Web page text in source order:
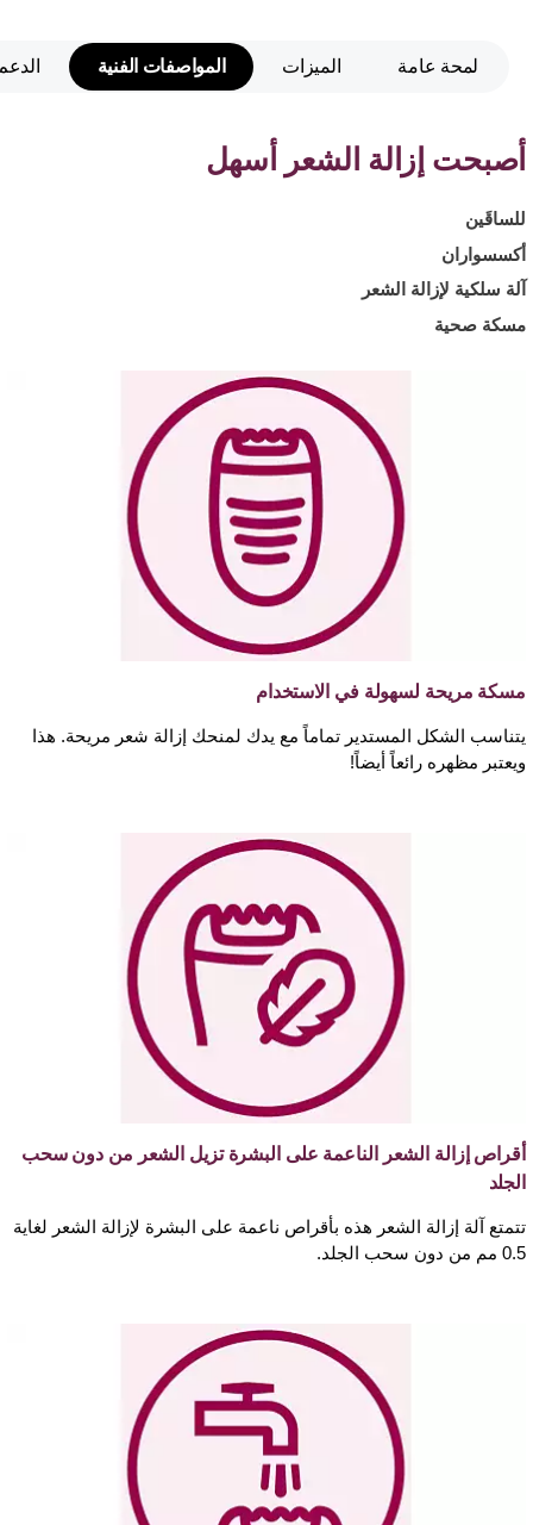
لمحة عامة الميزات المواصفات الفنية
أصبحت إزالة الشعر أسهل
للساقَين
أكسسواران
آلة سلكية لإزالة الشعر
مسكة صحية
مسكة مريحة لسهولة في الاستخدام
يتناسب الشكل المستدير تماماً مع يدك لمنحك إزالة شعر مريحة. هذا
ويعتبر مظهره رائعاً أيضاً!
أقراص إزالة الشعر الناعمة على البشرة تزيل الشعر من دون سحب
الجلد
تتمتع آلة إزالة الشعر هذه بأقراص ناعمة على البشرة لإزالة الشعر لغاية
0.5 مم من دون سحب الجلد.